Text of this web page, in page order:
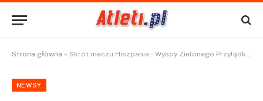
Strona główna » Skrót meczu Hiszpania – Wyspy Zielonego Przylądka. Bramki i najciekawsze akcje (15.06.2026)
NEWSY